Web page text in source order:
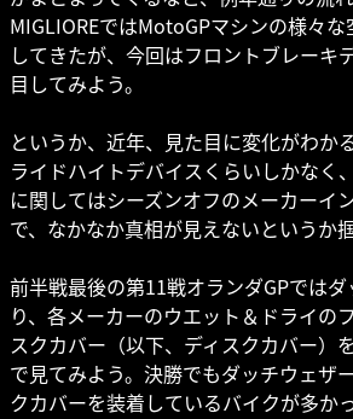
MIGLIOREではMotoGPマシンの様々
してきたが、今回はフロントブレーキ
目してみよう。
というか、近年、見た目に変化がわか
ライドハイトデバイスくらいしかなく
に関してはシーズンオフのメーカーイ
で、なかなか真相が見えないというか
前半戦最後の第11戦オランダGPでは
り、各メーカーのウエット＆ドライの
スクカバー（以下、ディスクカバー）
で見てみよう。決勝でもダッチウェザ
クカバーを装着しているバイクが多かっ